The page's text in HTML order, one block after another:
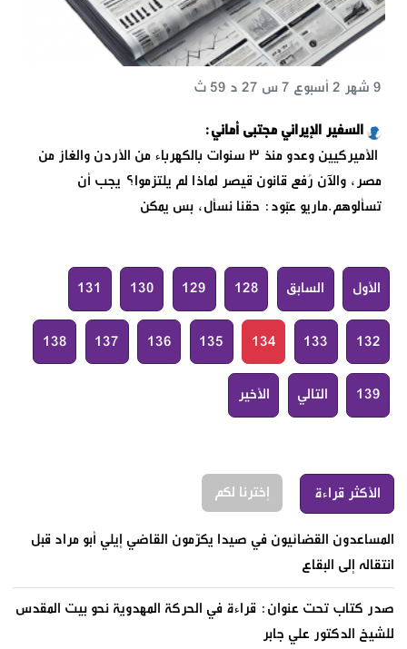
السفير الإيراني مجتبى أماني:
9 شهر 2 أسبوع 7 س 27 د 59 ث
الأميركيين وعدو منذ ٣ سنوات بالكهرباء من الأردن والغاز من
مصر، والآن رُفع قانون قيصر لماذا لم يلتزموا؟ يجب أن
تسألوهم.ماريو عبّود: حقنا نسأل، بس يمكن
الأول السابق 128
129
130
131
132
133
134
135
136
137
138
139 التالي الأخير
الأكثر قراءة إخترنا لكم
المساعدون القضائيون في صيدا يكرّمون القاضي إيلي أبو مراد قبل
انتقاله إلى البقاع
صدر كتاب تحت عنوان: قراءة في الحركة المهدوية نحو بيت المقدس
للشيخ الدكتور علي جابر